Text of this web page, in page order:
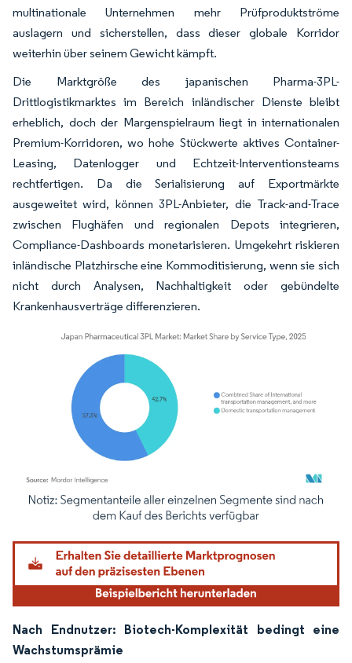
multinationale Unternehmen mehr Prüfproduktströme
auslagern und sicherstellen, dass dieser globale Korridor
weiterhin über seinem Gewicht kämpft.
Die Marktgröße des japanischen Pharma-3PL-
Drittlogistikmarktes im Bereich inländischer Dienste bleibt
erheblich, doch der Margenspielraum liegt in internationalen
Premium-Korridoren, wo hohe Stückwerte aktives Container-
Leasing, Datenlogger und Echtzeit-Interventionsteams
rechtfertigen. Da die Serialisierung auf Exportmärkte
ausgeweitet wird, können 3PL-Anbieter, die Track-and-Trace
zwischen Flughäfen und regionalen Depots integrieren,
Compliance-Dashboards monetarisieren. Umgekehrt riskieren
inländische Platzhirsche eine Kommoditisierung, wenn sie sich
nicht durch Analysen, Nachhaltigkeit oder gebündelte
Krankenhausverträge differenzieren.
Bild © Mordor Intelligence. Wiederverwendung erfordert Namensnennung
Nach Endnutzer: Biotech-Komplexität bedingt eine
Wachstumsprämie